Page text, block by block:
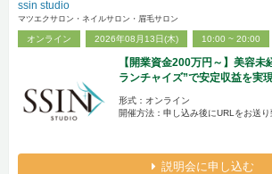
ssin studio
マツエクサロン・ネイルサロン・眉毛サロン
オンライン 2026年08月13日(木) 10:00 ~ 20:00
【開業資金200万円～】美容未
ランチャイズ”で安定収益を実現
形式：オンライン
開催方法：申し込み後にURLをお送
説明会に申し込む